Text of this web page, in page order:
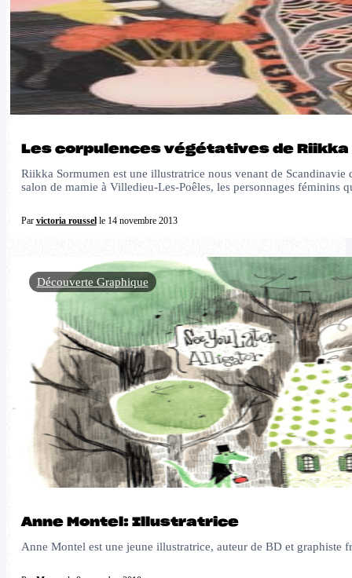
Les corpulences végétatives de Riikka
Riikka Sormumen est une illustratrice nous venant de
salon de mamie à Villedieu-Les-Poêles, les personnages féminins
Par victoria rousselle 14 novembre 2013
Anne Montel: Illustratrice
Anne Montel est une jeune illustratrice, auteur de BD et graphiste
Découverte Graphique